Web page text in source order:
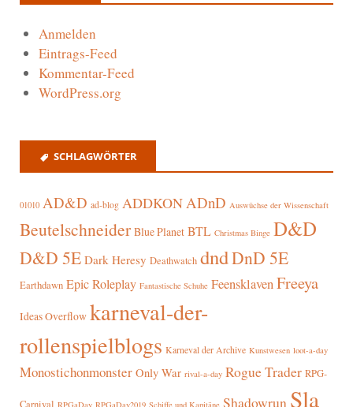
Anmelden
Eintrags-Feed
Kommentar-Feed
WordPress.org
SCHLAGWÖRTER
01010 AD&D ad-blog ADDKONADnD Auswüchse der Wissenschaft
Beutelschneider Blue Planet BTL Christmas Binge D&D
D&D 5E Dark Heresy Deathwatch dndDnD 5E
Earthdawn Epic Roleplay Fantastische Schuhe FeensklavenFreeya
Ideas Overflow karneval-der-
rollenspielblogs Karneval der Archive Kunstwesen loot-a-day
Monostichonmonster Only War rival-a-day Rogue Trader RPG-
Shadowrun Sla